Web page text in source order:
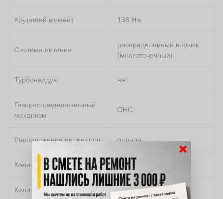
Крутящий момент 138 Нм
Система питания
распределенный впрыск
(многоточечный)
Турбонаддув нет
Газораспределительный
механизм
OHC
Расположение цилиндров рядное
Количество цилиндров
Количество клапанов на
2
×